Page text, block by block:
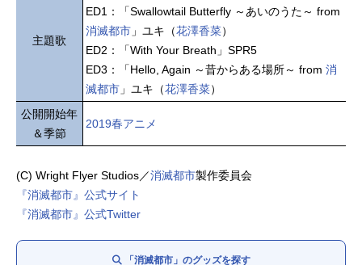
主題歌
ED1：「Swallowtail Butterfly ～あいのうた～ from
消滅都市 」ユキ（花澤香菜）
ED2：「With Your Breath」SPR5
ED3：「Hello, Again ～昔からある場所～ from 消
滅都市 」ユキ（花澤香菜）
公開開始年
＆季節
2019春アニメ
(C) Wright Flyer Studios／消滅都市製作委員会
『消滅都市』公式サイト
『消滅都市』公式Twitter
「消滅都市」のグッズを探す